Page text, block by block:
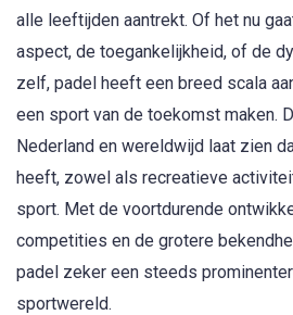
alle leeftijden aantrekt. Of het nu
aspect, de toegankelijkheid, of de
zelf, padel heeft een breed scala
een sport van de toekomst maken.
Nederland en wereldwijd laat zien
heeft, zowel als recreatieve
sport. Met de voortdurende
competities en de grotere
padel zeker een steeds
sportwereld.